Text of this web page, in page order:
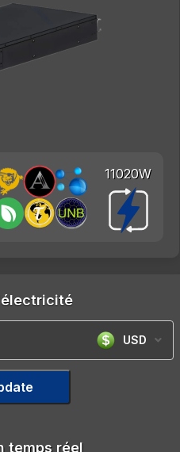
11020W
USD
temps réel